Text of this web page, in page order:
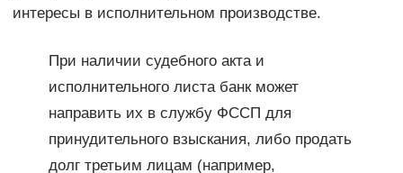
интересы в исполнительном производстве.
При наличии судебного акта и
исполнительного листа банк может
направить их в службу ФССП для
принудительного взыскания, либо продать
долг третьим лицам (например,